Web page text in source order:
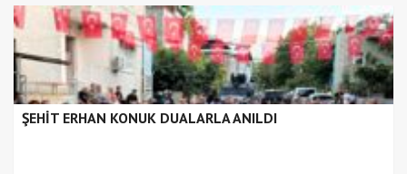
ŞEHİT ERHAN KONUK DUALARLA ANILDI